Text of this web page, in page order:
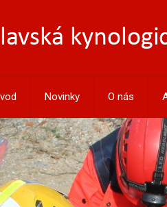
Novinky O nás